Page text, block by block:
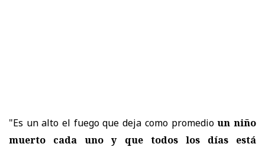
"Es un alto el fuego que deja como promedioun niño
muerto cada uno y que todos los días está